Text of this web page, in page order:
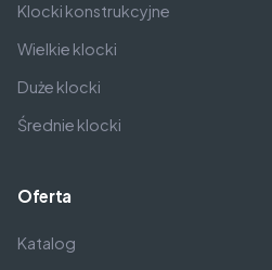
Klocki konstrukcyjne
Wielkie klocki
Duże klocki
Średnie klocki
Oferta
Katalog